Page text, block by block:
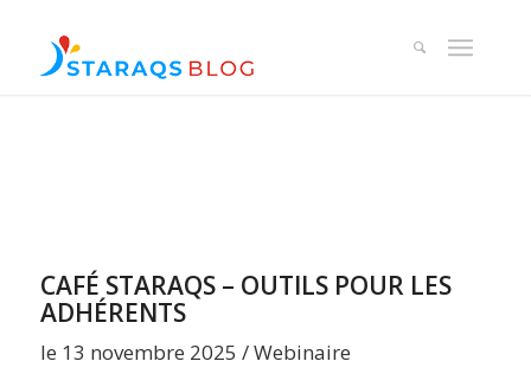
CAFÉ STARAQS – OUTILS POUR LES
ADHÉRENTS
le 13 novembre 2025 / Webinaire